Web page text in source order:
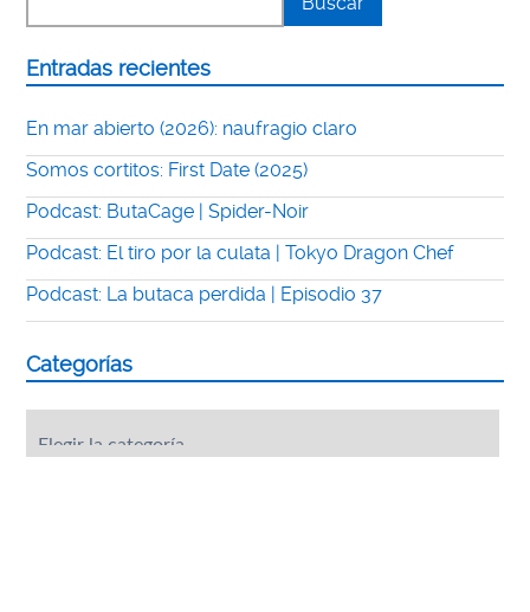
Entradas recientes
En mar abierto (2026): naufragio claro
Somos cortitos: First Date (2025)
Podcast: ButaCage | Spider-Noir
Podcast: El tiro por la culata | Tokyo Dragon Chef
Podcast: La butaca perdida | Episodio 37
Categorías